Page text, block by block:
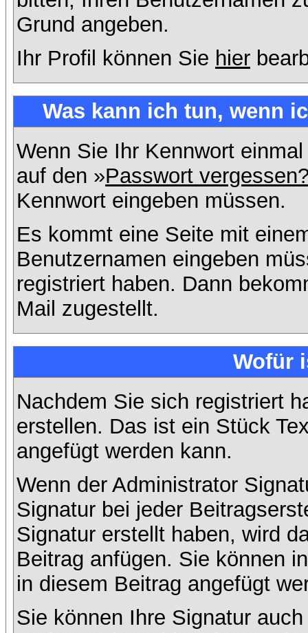
Grund angeben.
Ihr Profil können Sie hier
Was kann ich tun, wenn
Wenn Sie Ihr Kennwort
auf den »Passwort
Kennwort eingeben müssen.
Es kommt eine Seite mit
Benutzernamen eingeben
registriert haben. Dann
Mail zugestellt.
Wofür
Nachdem Sie sich registriert
erstellen. Das ist ein Stück
angefügt werden kann.
Wenn der Administrator
Signatur bei jeder
Signatur erstellt haben, wird
Beitrag anfügen. Sie können
in diesem Beitrag angefügt
Sie können Ihre Signatur